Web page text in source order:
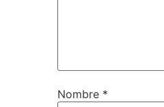
Nombre *